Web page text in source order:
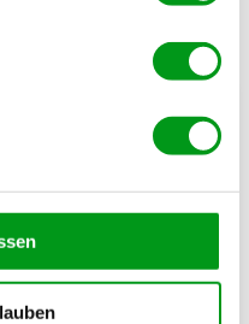
Geld, und die absolute